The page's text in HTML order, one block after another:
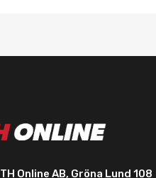
TH Online AB, Gröna Lund 108